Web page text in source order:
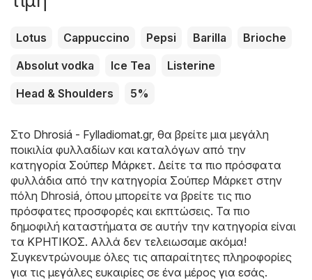
Lotus Cappuccino Pepsi Barilla
Brioche
Absolut vodka
Ice Tea
Listerine
Head & Shoulders
5%
Στο Dhrosiá - Fylladiomat.gr, θα βρείτε μια μεγάλη
ποικιλία φυλλαδίων και καταλόγων από την
κατηγορία Σούπερ Μάρκετ. Δείτε τα πιο πρόσφατα
φυλλάδια από την κατηγορία Σούπερ Μάρκετ στην
πόλη Dhrosiá, όπου μπορείτε να βρείτε τις πιο
πρόσφατες προσφορές και εκπτώσεις. Τα πιο
δημοφιλή καταστήματα σε αυτήν την κατηγορία είναι
τα ΚΡΗΤΙΚΟΣ. Αλλά δεν τελειωσαμε ακόμα!
Συγκεντρώνουμε όλες τις απαραίτητες πληροφορίες
για τις μεγάλες ευκαιρίες σε ένα μέρος για εσάς.